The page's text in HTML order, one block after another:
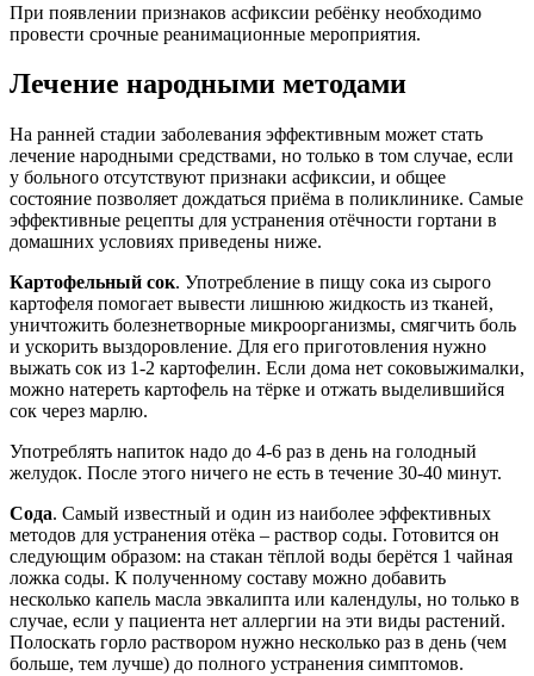
При появлении признаков асфиксии ребёнку необходимо
провести срочные реанимационные мероприятия.
Лечение народными методами
На ранней стадии заболевания эффективным может стать
лечение народными средствами, но только в том случае, если
у больного отсутствуют признаки асфиксии, и общее
состояние позволяет дождаться приёма в поликлинике. Самые
эффективные рецепты для устранения отёчности гортани в
домашних условиях приведены ниже.
Картофельный сок. Употребление в пищу сока из сырого
картофеля помогает вывести лишнюю жидкость из тканей,
уничтожить болезнетворные микроорганизмы, смягчить боль
и ускорить выздоровление. Для его приготовления нужно
выжать сок из 1-2 картофелин. Если дома нет соковыжималки,
можно натереть картофель на тёрке и отжать выделившийся
сок через марлю.
Употреблять напиток надо до 4-6 раз в день на голодный
желудок. После этого ничего не есть в течение 30-40 минут.
Сода. Самый известный и один из наиболее эффективных
методов для устранения отёка – раствор соды. Готовится он
следующим образом: на стакан тёплой воды берётся 1 чайная
ложка соды. К полученному составу можно добавить
несколько капель масла эвкалипта или календулы, но только в
случае, если у пациента нет аллергии на эти виды растений.
Полоскать горло раствором нужно несколько раз в день (чем
больше, тем лучше) до полного устранения симптомов.